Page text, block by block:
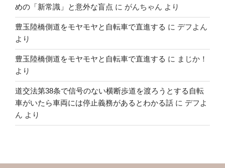
めの「新常識」と意外な盲点 に がんちゃん より
豊玉陸橋側道をモヤモヤと自転車で直進する に デフよん
より
豊玉陸橋側道をモヤモヤと自転車で直進する に まじか！
より
道交法第38条で信号のない横断歩道を渡ろうとする自転
車がいたら車両には停止義務があるとわかる話 に デフよ
ん より